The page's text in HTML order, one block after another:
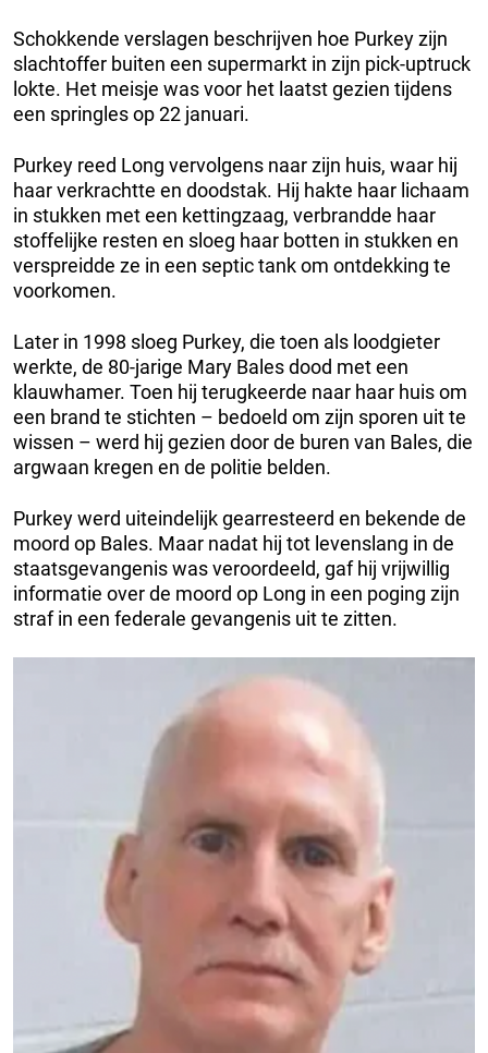
Schokkende verslagen beschrijven hoe Purkey zijn
slachtoffer buiten een supermarkt in zijn pick-uptruck
lokte. Het meisje was voor het laatst gezien tijdens
een springles op 22 januari.
Purkey reed Long vervolgens naar zijn huis, waar hij
haar verkrachtte en doodstak. Hij hakte haar lichaam
in stukken met een kettingzaag, verbrandde haar
stoffelijke resten en sloeg haar botten in stukken en
verspreidde ze in een septic tank om ontdekking te
voorkomen.
Later in 1998 sloeg Purkey, die toen als loodgieter
werkte, de 80-jarige Mary Bales dood met een
klauwhamer. Toen hij terugkeerde naar haar huis om
een brand te stichten – bedoeld om zijn sporen uit te
wissen – werd hij gezien door de buren van Bales, die
argwaan kregen en de politie belden.
Purkey werd uiteindelijk gearresteerd en bekende de
moord op Bales. Maar nadat hij tot levenslang in de
staatsgevangenis was veroordeeld, gaf hij vrijwillig
informatie over de moord op Long in een poging zijn
straf in een federale gevangenis uit te zitten.